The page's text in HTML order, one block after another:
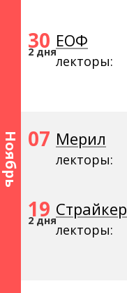
30
2 дня
ЕОФ
лекторы:
Ноябрь 07 Мерил
лекторы:
19
2 дня
Страйкер
лекторы: